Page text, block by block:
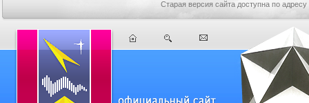
Старая версия сайта доступна по адресу